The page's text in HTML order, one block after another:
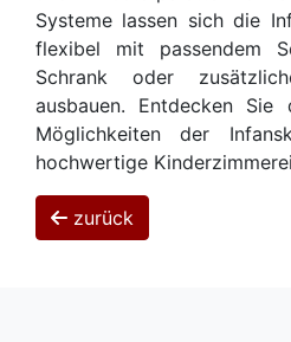
Systeme lassen sich die
flexibel mit passendem
Schrank oder
ausbauen. Entdecken
Möglichkeiten der
hochwertige
zurück